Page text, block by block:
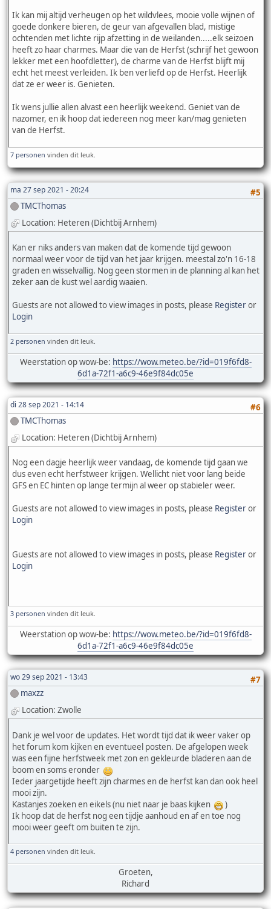
Ik kan mij altijd verheugen op het wildvlees, mooie volle wijnen of
goede donkere bieren, de geur van afgevallen blad, mistige
ochtenden met lichte rijp afzetting in de weilanden.....elk seizoen
heeft zo haar charmes. Maar die van de Herfst (schrijf het gewoon
lekker met een hoofdletter), de charme van de Herfst blijft mij
echt het meest verleiden. Ik ben verliefd op de Herfst. Heerlijk
dat ze er weer is. Genieten.
Ik wens jullie allen alvast een heerlijk weekend. Geniet van de
nazomer, en ik hoop dat iedereen nog meer kan/mag genieten
van de Herfst.
7 personen vinden dit leuk.
ma 27 sep 2021 - 20:24
#5
TMCThomas
Location: Heteren (Dichtbij Arnhem)
Kan er niks anders van maken dat de komende tijd gewoon
normaal weer voor de tijd van het jaar krijgen. meestal zo'n 16-18
graden en wisselvallig. Nog geen stormen in de planning al kan het
zeker aan de kust wel aardig waaien.
Guests are not allowed to view images in posts, please Registeror
Login
2 personen vinden dit leuk.
Weerstation op wow-be: https://wow.meteo.be/?id=019f6fd8-
6d1a-72f1-a6c9-46e9f84dc05e
di 28 sep 2021 - 14:14
#6
TMCThomas
Location: Heteren (Dichtbij Arnhem)
Nog een dagje heerlijk weer vandaag, de komende tijd gaan we
dus even echt herfstweer krijgen. Wellicht niet voor lang beide
GFS en EC hinten op lange termijn al weer op stabieler weer.
Guests are not allowed to view images in posts, please Registeror
Login
Guests are not allowed to view images in posts, please Registeror
Login
3 personen vinden dit leuk.
Weerstation op wow-be: https://wow.meteo.be/?id=019f6fd8-
6d1a-72f1-a6c9-46e9f84dc05e
wo 29 sep 2021 - 13:43
#7
maxzz
Location: Zwolle
Dank je wel voor de updates. Het wordt tijd dat ik weer vaker op
het forum kom kijken en eventueel posten. De afgelopen week
was een fijne herfstweek met zon en gekleurde bladeren aan de
boom en soms eronder
Ieder jaargetijde heeft zijn charmes en de herfst kan dan ook heel
mooi zijn.
Kastanjes zoeken en eikels (nu niet naar je baas kijken
)
Ik hoop dat de herfst nog een tijdje aanhoud en af en toe nog
mooi weer geeft om buiten te zijn.
4 personen vinden dit leuk.
Groeten,
Richard